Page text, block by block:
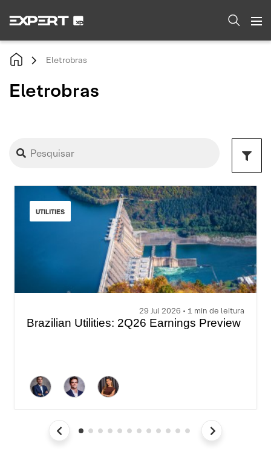
Eletrobras
Eletrobras
UTILITIES
29 Jul 2026 • 1 min de leitura
Brazilian Utilities: 2Q26 Earnings Preview